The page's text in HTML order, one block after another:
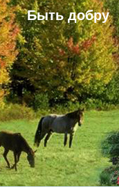
Быть добру